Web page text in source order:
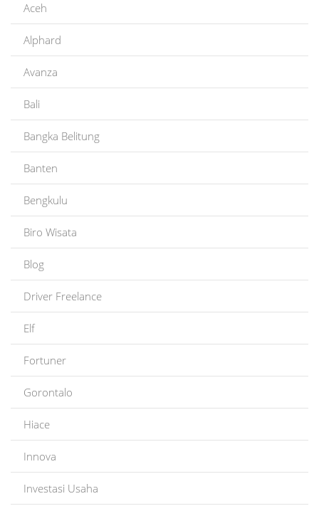
Aceh
Alphard
Avanza
Bali
Bangka Belitung
Banten
Bengkulu
Biro Wisata
Blog
Driver Freelance
Elf
Fortuner
Gorontalo
Hiace
Innova
Investasi Usaha